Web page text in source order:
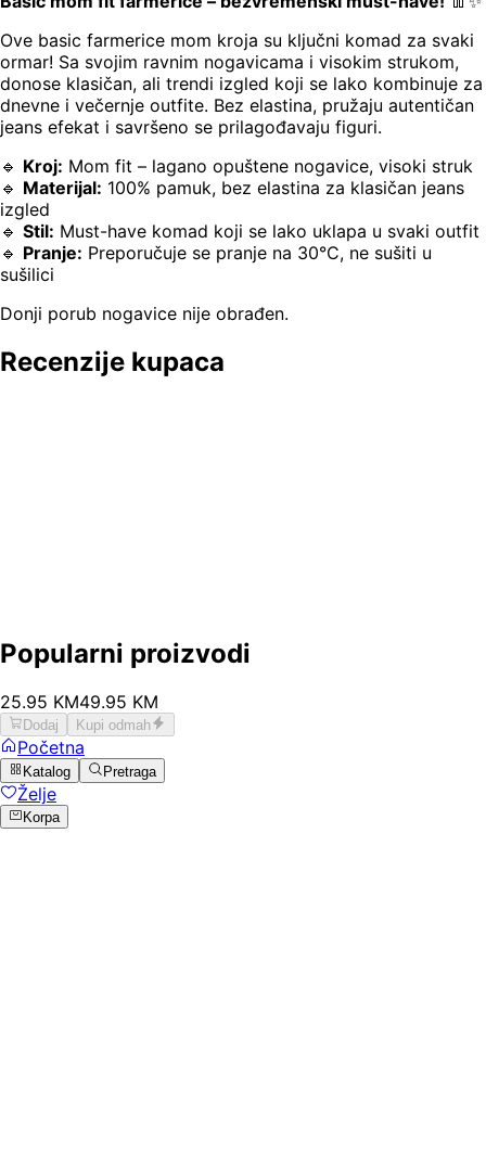
Ove basic farmerice mom kroja su ključni komad za svaki
ormar! Sa svojim ravnim nogavicama i visokim strukom,
donose klasičan, ali trendi izgled koji se lako kombinuje za
dnevne i večernje outfite. Bez elastina, pružaju autentičan
jeans efekat i savršeno se prilagođavaju figuri.
🔹 Kroj: Mom fit – lagano opuštene nogavice, visoki struk
🔹 Materijal: 100% pamuk, bez elastina za klasičan jeans
izgled
🔹 Stil: Must-have komad koji se lako uklapa u svaki outfit
🔹 Pranje: Preporučuje se pranje na 30°C, ne sušiti u
sušilici
Donji porub nogavice nije obrađen.
Recenzije kupaca
Popularni proizvodi
25.95 KM49.95 KM
Dodaj Kupi odmah
Početna
Katalog Pretraga
Želje
Korpa